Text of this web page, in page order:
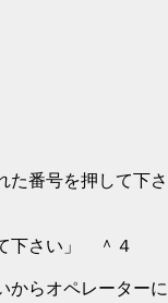
た番号を押して下さ
下さい」 ＾４
からオペレーターに